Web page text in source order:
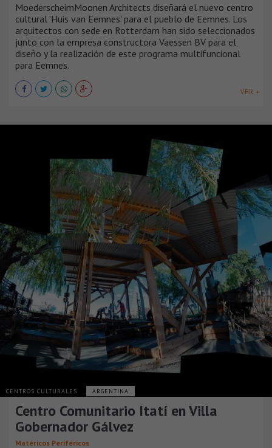
MoederscheimMoonen Architects diseñará el nuevo centro
cultural 'Huis van Eemnes' para el pueblo de Eemnes. Los
arquitectos con sede en Rotterdam han sido seleccionados
junto con la empresa constructora Vaessen BV para el
diseño y la realización de este programa multifuncional
para Eemnes.
VER +
CENTROS CULTURALES ARGENTINA
Centro Comunitario Itatí en Villa
Gobernador Gálvez
Matéricos Periféricos